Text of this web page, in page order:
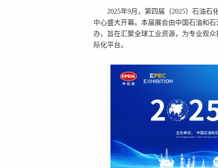
2025年9月，第四届（2025）石油
中心盛大开幕。本届展会由中国石油和
办，旨在汇聚全球工业资源，为专业观
际化平台。